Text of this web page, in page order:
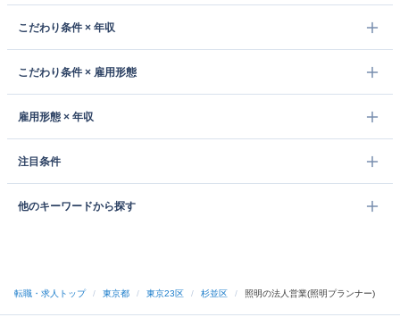
こだわり条件 × 年収
こだわり条件 × 雇用形態
雇用形態 × 年収
注目条件
他のキーワードから探す
転職・求人トップ / 東京都 / 東京23区 / 杉並区 / 照明の法人営業(照明プランナー)